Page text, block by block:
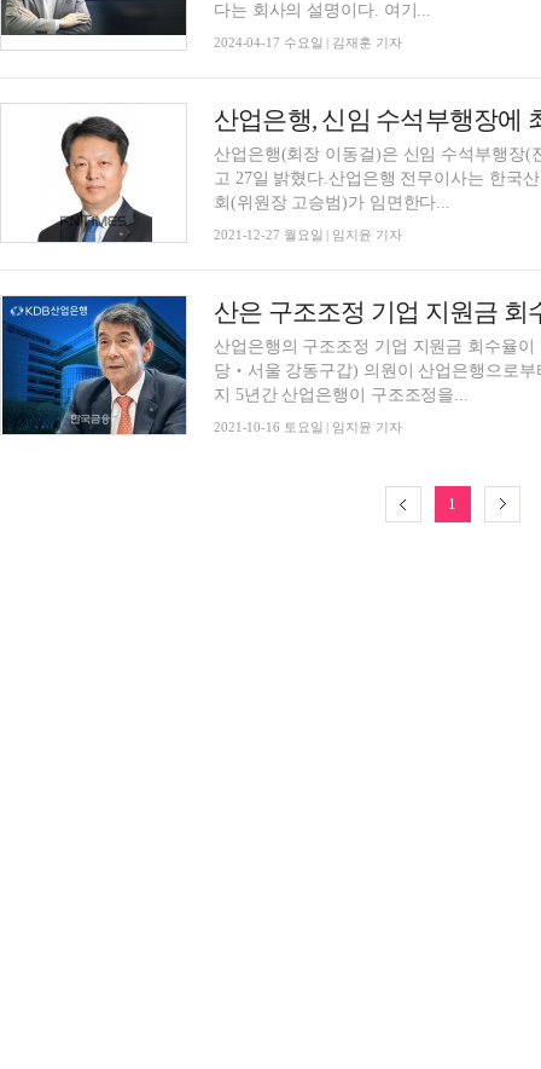
다는 회사의 설명이다. 여기...
2024-04-17 수요일 | 김재훈 기자
산업은행, 신임 수석부행장에
산업은행(회장 이동걸)은 신임 수석부행장
고 27일 밝혔다.산업은행 전무이사는 한국
회(위원장 고승범)가 임면한다...
2021-12-27 월요일 | 임지윤 기자
산은 구조조정 기업 지원금 회
산업은행의 구조조정 기업 지원금 회수율
당‧서울 강동구갑) 의원이 산업은행으로부
지 5년간 산업은행이 구조조정을...
2021-10-16 토요일 | 임지윤 기자
1